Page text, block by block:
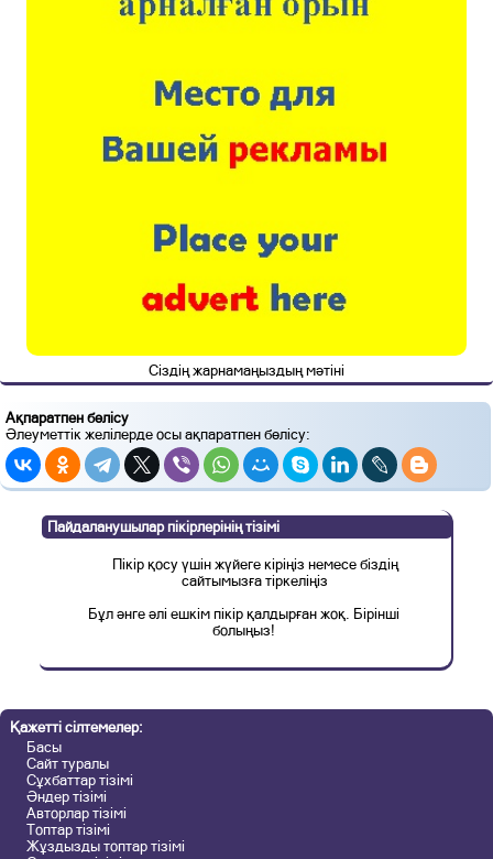
Сіздің жарнамаңыздың мәтіні
Ақпаратпен бөлісу
Әлеуметтік желілерде осы ақпаратпен бөлісу:
Пайдаланушылар пікірлерінің тізімі
Пікір қосу үшін жүйеге кіріңіз немесе біздің
сайтымызға тіркеліңіз
Бұл әнге әлі ешкім пікір қалдырған жоқ. Бірінші
болыңыз!
Қажетті сілтемелер:
Басы
Сайт туралы
Сұхбаттар тізімі
Әндер тізімі
Авторлар тізімі
Топтар тізімі
Жұздызды топтар тізімі